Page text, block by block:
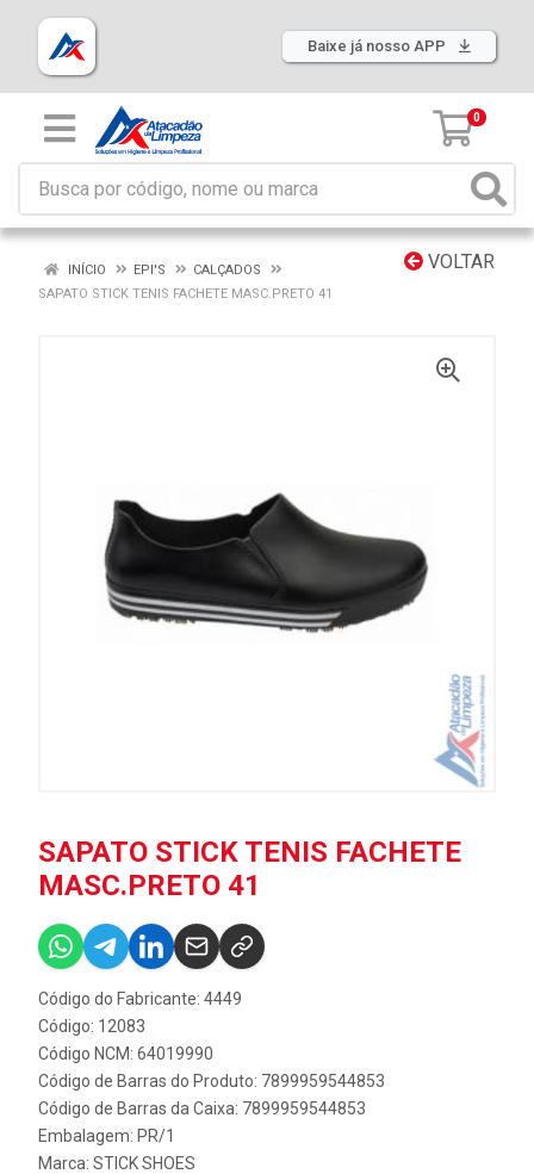
Baixe já nosso APP
0
VOLTAR
INÍCIO EPI'S
CALÇADOS
SAPATO STICK TENIS FACHETE MASC.PRETO 41
SAPATO STICK TENIS FACHETE
MASC.PRETO 41
Código do Fabricante: 4449
Código: 12083
Código NCM: 64019990
Código de Barras do Produto: 7899959544853
Código de Barras da Caixa: 7899959544853
Embalagem: PR/1
Marca: STICK SHOES